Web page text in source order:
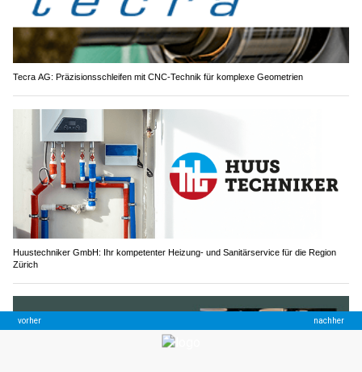
Tecra AG: Präzisionsschleifen mit CNC-Technik für komplexe Geometrien
Huustechniker GmbH: Ihr kompetenter Heizung- und Sanitärservice für die Region
Zürich